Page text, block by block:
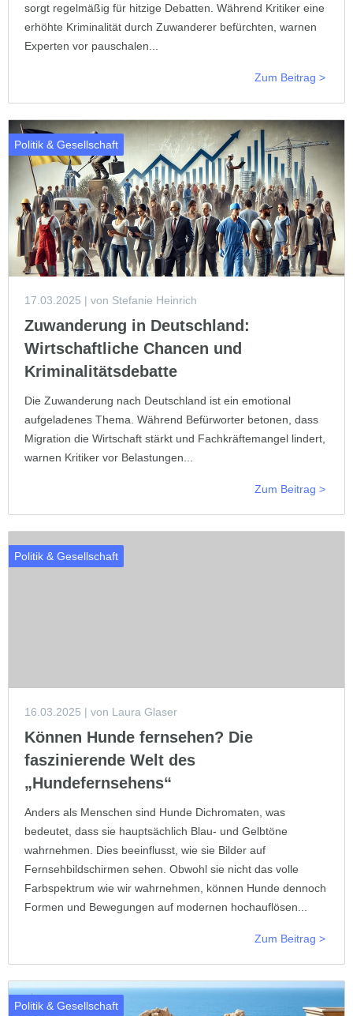
sorgt regelmäßig für hitzige Debatten. Während Kritiker eine
erhöhte Kriminalität durch Zuwanderer befürchten, warnen
Experten vor pauschalen...
Zum Beitrag >
Politik & Gesellschaft
17.03.2025 | von Stefanie Heinrich
Zuwanderung in Deutschland:
Wirtschaftliche Chancen und
Kriminalitätsdebatte
Die Zuwanderung nach Deutschland ist ein emotional
aufgeladenes Thema. Während Befürworter betonen, dass
Migration die Wirtschaft stärkt und Fachkräftemangel lindert,
warnen Kritiker vor Belastungen...
Zum Beitrag >
Politik & Gesellschaft
16.03.2025 | von Laura Glaser
Können Hunde fernsehen? Die
faszinierende Welt des
„Hundefernsehens“
Anders als Menschen sind Hunde Dichromaten, was
bedeutet, dass sie hauptsächlich Blau- und Gelbtöne
wahrnehmen. Dies beeinflusst, wie sie Bilder auf
Fernsehbildschirmen sehen. Obwohl sie nicht das volle
Farbspektrum wie wir wahrnehmen, können Hunde dennoch
Formen und Bewegungen auf modernen hochauflösen...
Zum Beitrag >
Politik & Gesellschaft